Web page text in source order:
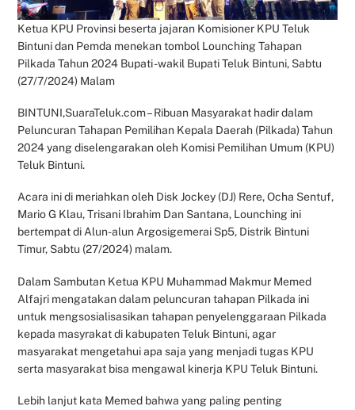
Ketua KPU Provinsi beserta jajaran Komisioner KPU Teluk
Bintuni dan Pemda menekan tombol Lounching Tahapan
Pilkada Tahun 2024 Bupati -wakil Bupati Teluk Bintuni, Sabtu
(27/7/2024) Malam
BINTUNI,SuaraTeluk.com – Ribuan Masyarakat hadir dalam
Peluncuran Tahapan Pemilihan Kepala Daerah (Pilkada) Tahun
2024 yang diselengarakan oleh Komisi Pemilihan Umum (KPU)
Teluk Bintuni.
Acara ini di meriahkan oleh Disk Jockey (DJ) Rere, Ocha Sentuf,
Mario G Klau, Trisani Ibrahim Dan Santana, Lounching ini
bertempat di Alun-alun Argosigemerai Sp5, Distrik Bintuni
Timur, Sabtu (27/2024) malam.
Dalam Sambutan Ketua KPU Muhammad Makmur Memed
Alfajri mengatakan dalam peluncuran tahapan Pilkada ini
untuk mengsosialisasikan tahapan penyelenggaraan Pilkada
kepada masyrakat di kabupaten Teluk Bintuni, agar
masyarakat mengetahui apa saja yang menjadi tugas KPU
serta masyarakat bisa mengawal kinerja KPU Teluk Bintuni.
Lebih lanjut kata Memed bahwa yang paling penting